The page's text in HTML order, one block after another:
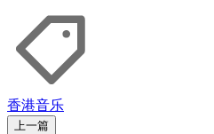
香港音乐
上一篇